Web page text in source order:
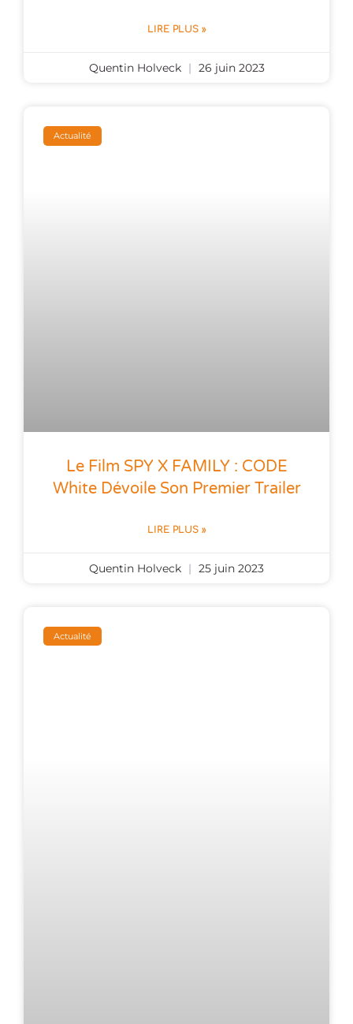
LIRE PLUS »
Quentin Holveck 26 juin 2023
Actualité
Le Film SPY X FAMILY : CODE
White Dévoile Son Premier Trailer
LIRE PLUS »
Quentin Holveck 25 juin 2023
Actualité